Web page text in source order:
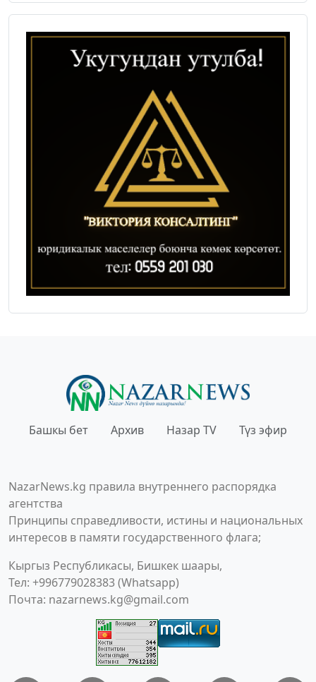
Башкы бет Архив Назар TV Түз эфир
NazarNews.kg правила внутреннего распорядка
агентства
Принципы справедливости, истины и национальных
интересов в памяти государственного флага;
Кыргыз Республикасы, Бишкек шаары,
Тел: +996779028383 (Whatsapp)
Почта: nazarnews.kg@gmail.com